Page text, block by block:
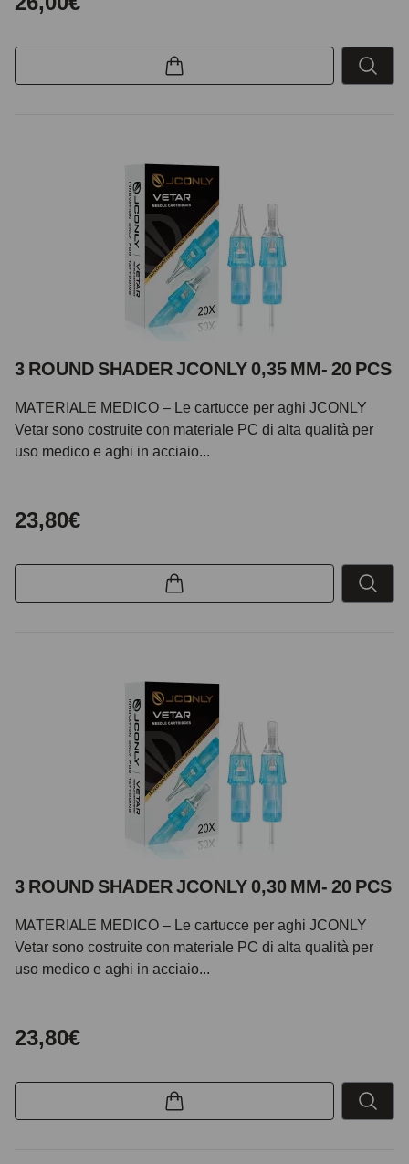
3 ROUND SHADER JCONLY 0,35 MM- 20 PCS
MATERIALE MEDICO – Le cartucce per aghi JCONLY
Vetar sono costruite con materiale PC di alta qualità per
uso medico e aghi in acciaio...
23,80€
3 ROUND SHADER JCONLY 0,30 MM- 20 PCS
MATERIALE MEDICO – Le cartucce per aghi JCONLY
Vetar sono costruite con materiale PC di alta qualità per
uso medico e aghi in acciaio...
23,80€